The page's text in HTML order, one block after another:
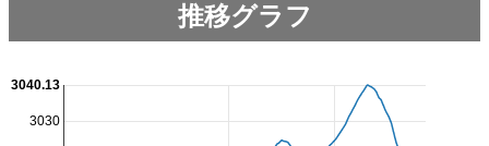
推移グラフ
3030
3040.13